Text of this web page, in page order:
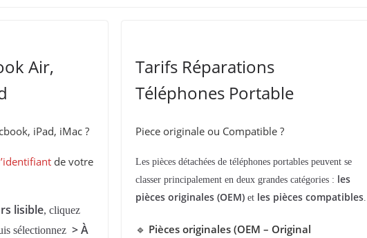
Air,
iPad, iMac ?
de votre
lisible, cliquez
sélectionnez > À
Tarifs Réparations
Téléphones Portable
Piece originale ou Compatible ?
Les pièces détachées de téléphones portables peuvent se
classer principalement en deux grandes catégories : les
pièces originales (OEM) et les pièces compatibles.
🔹 Pièces originales (OEM – Original